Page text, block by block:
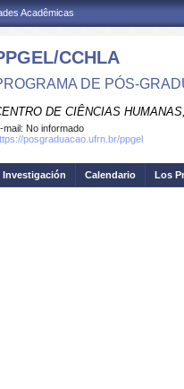
Acadêmicas
CCHLA
DE PÓS-
DE CIÊNCIAS
mail: No informado
posgraduacao.ufrn.br/ppgel
Investigación Calendario Los